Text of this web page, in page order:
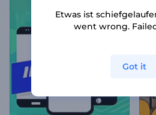
Etwas ist
went wrong.
Got it